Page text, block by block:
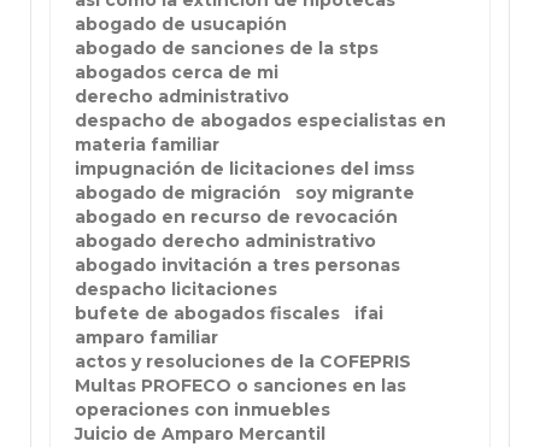
abogado de usucapión
abogado de sanciones de la stps
abogados cerca de mi
derecho administrativo
despacho de abogados especialistas en
materia familiar
impugnación de licitaciones del imss
abogado de migración
soy migrante
abogado en recurso de revocación
abogado derecho administrativo
abogado invitación a tres personas
despacho licitaciones
bufete de abogados fiscales
ifai
amparo familiar
actos y resoluciones de la COFEPRIS
Multas PROFECO o sanciones en las
operaciones con inmuebles
Juicio de Amparo Mercantil